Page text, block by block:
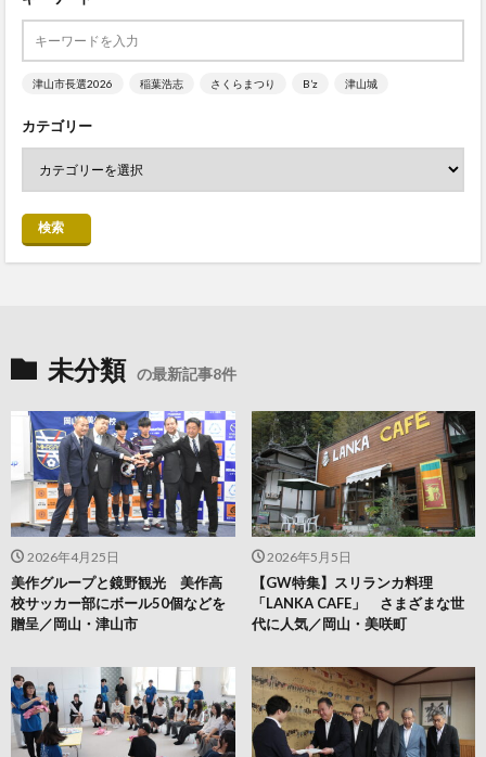
津山市長選2026 稲葉浩志 さくらまつり B’z 津山城
カテゴリー
検索
未分類 の最新記事8件
2026年5月5日
【GW特集】スリランカ料理
「LANKA CAFE」 さまざまな世
代に人気／岡山・美咲町
2026年4月25日
美作グループと鏡野観光 美作高
校サッカー部にボール50個などを
贈呈／岡山・津山市